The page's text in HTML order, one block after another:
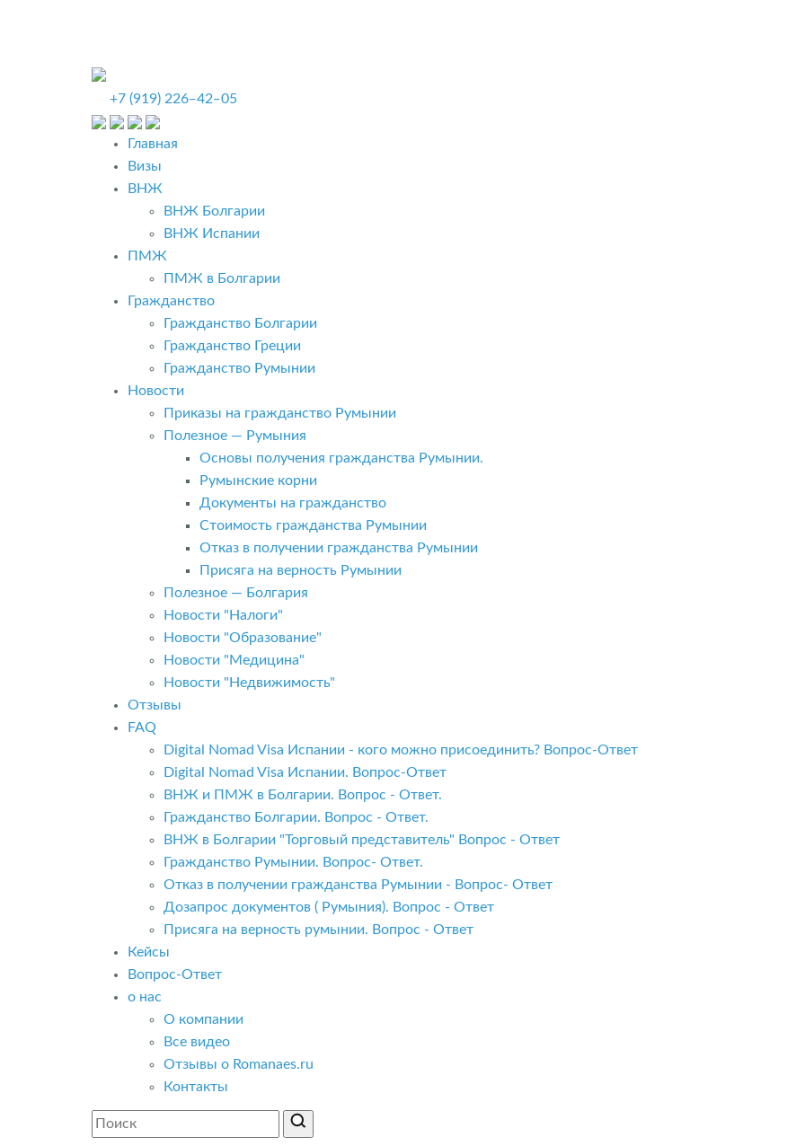
+7 (919) 226‒42‒05
Главная
Визы
ВНЖ
ВНЖ Болгарии
ВНЖ Испании
ПМЖ
ПМЖ в Болгарии
Гражданство
Гражданство Болгарии
Гражданство Греции
Гражданство Румынии
Новости
Приказы на гражданство Румынии
Полезное — Румыния
Основы получения гражданства Румынии.
Румынские корни
Документы на гражданство
Стоимость гражданства Румынии
Отказ в получении гражданства Румынии
Присяга на верность Румынии
Полезное — Болгария
Новости "Налоги"
Новости "Образование"
Новости "Медицина"
Новости "Недвижимость"
Отзывы
FAQ
Digital Nomad Visa Испании - кого можно присоединить? Вопрос-Ответ
Digital Nomad Visa Испании. Вопрос-Ответ
ВНЖ и ПМЖ в Болгарии. Вопрос - Ответ.
Гражданство Болгарии. Вопрос - Ответ.
ВНЖ в Болгарии "Торговый представитель" Вопрос - Ответ
Гражданство Румынии. Вопрос- Ответ.
Отказ в получении гражданства Румынии - Вопрос- Ответ
Дозапрос документов ( Румыния). Вопрос - Ответ
Присяга на верность румынии. Вопрос - Ответ
Кейсы
Вопрос-Ответ
о нас
О компании
Все видео
Отзывы о Romanaes.ru
Контакты